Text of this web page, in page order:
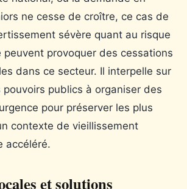
ne cesse de croître, ce cas de
sévère quant au risque
peuvent provoquer des cessations
dans ce secteur. Il interpelle sur
publics à organiser des
pour préserver les plus
contexte de vieillissement
accéléré.
et solutions